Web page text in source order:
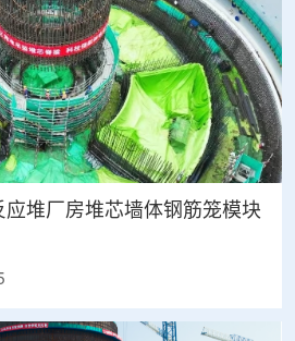
堆厂房堆芯墙体钢筋笼模块